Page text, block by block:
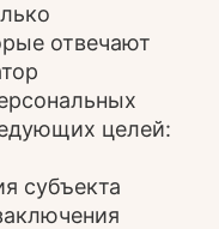
отвечают
целей:
субъекта